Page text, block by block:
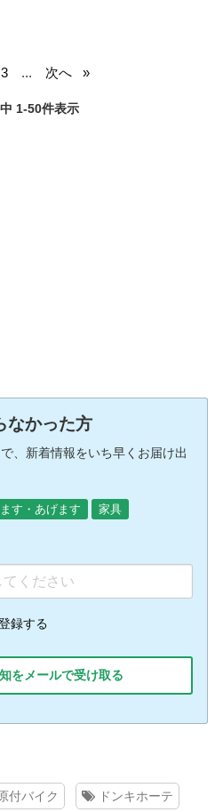
3 ... 次へ
1-50件表示
なかった方
、新着情報をいち早くお届け出
す・あげます
家具
録する
をメールで受け取る
付バイク ドンキホーテ